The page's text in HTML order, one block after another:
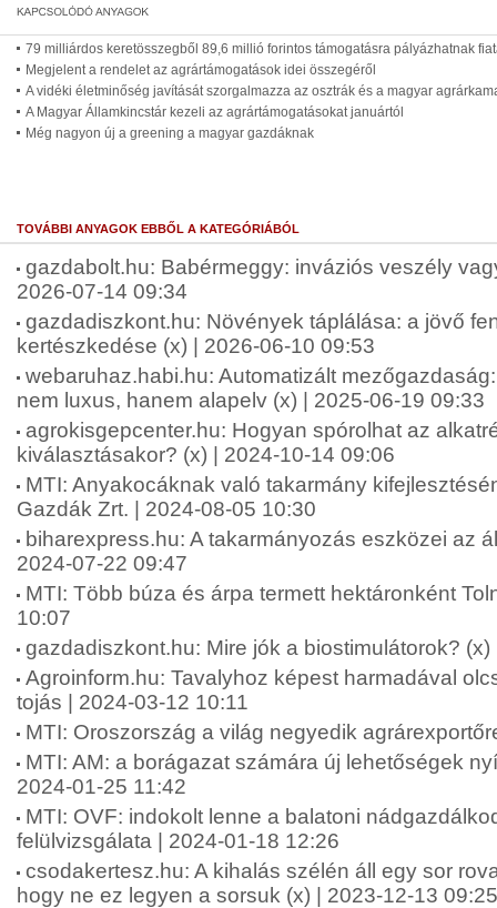
79 milliárdos keretösszegből 89,6 millió forintos támogatásra pályázhatnak
Megjelent a rendelet az agrártámogatások idei összegéről
A vidéki életminőség javítását szorgalmazza az osztrák és a magyar
A Magyar Államkincstár kezeli az agrártámogatásokat januártól
Még nagyon új a greening a magyar gazdáknak
TOVÁBBI ANYAGOK EBBŐL A KATEGÓRIÁBÓL
gazdabolt.hu: Babérmeggy: inváziós veszély
2026-07-14 09:34
gazdadiszkont.hu: Növények táplálása: a jövő
kertészkedése (x) | 2026-06-10 09:53
webaruhaz.habi.hu: Automatizált
nem luxus, hanem alapelv (x) | 2025-06-19 09:33
agrokisgepcenter.hu: Hogyan spórolhat az
kiválasztásakor? (x) | 2024-10-14 09:06
MTI: Anyakocáknak való takarmány
Gazdák Zrt. | 2024-08-05 10:30
biharexpress.hu: A takarmányozás eszközei az
2024-07-22 09:47
MTI: Több búza és árpa termett hektáronként
10:07
gazdadiszkont.hu: Mire jók a biostimulátorok?
Agroinform.hu: Tavalyhoz képest harmadával
tojás | 2024-03-12 10:11
MTI: Oroszország a világ negyedik
MTI: AM: a borágazat számára új lehetőségek
2024-01-25 11:42
MTI: OVF: indokolt lenne a balatoni
felülvizsgálata | 2024-01-18 12:26
csodakertesz.hu: A kihalás szélén áll egy sor
hogy ne ez legyen a sorsuk (x) | 2023-12-13 09:25